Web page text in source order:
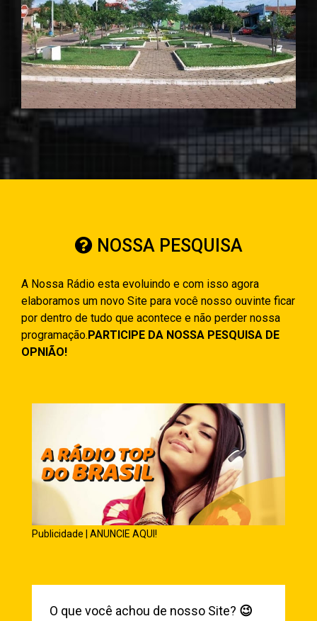
NOSSA PESQUISA
A Nossa Rádio esta evoluindo e com isso agora
elaboramos um novo Site para você nosso ouvinte ficar
por dentro de tudo que acontece e não perder nossa
programação.PARTICIPE DA NOSSA PESQUISA DE
OPNIÃO!
Publicidade | ANUNCIE AQUI!
O que você achou de nosso Site? 😉